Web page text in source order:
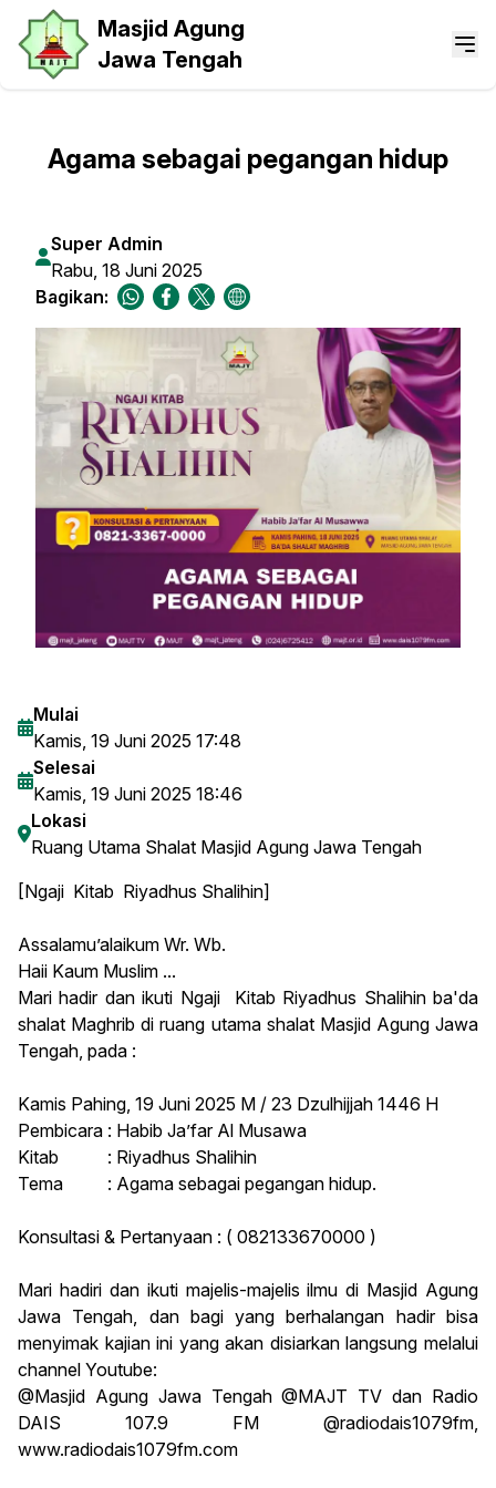
Masjid Agung
Jawa Tengah
Agama sebagai pegangan hidup
Super Admin
Rabu, 18 Juni 2025
Bagikan:
Mulai
Kamis, 19 Juni 2025 17:48
Selesai
Kamis, 19 Juni 2025 18:46
Lokasi
Ruang Utama Shalat Masjid Agung Jawa Tengah
[Ngaji Kitab Riyadhus Shalihin]
Assalamu’alaikum Wr. Wb.
Haii Kaum Muslim ...
Mari hadir dan ikuti Ngaji Kitab Riyadhus Shalihin ba'da
shalat Maghrib di ruang utama shalat Masjid Agung Jawa
Tengah, pada :
Kamis Pahing, 19 Juni 2025 M / 23 Dzulhijjah 1446 H
Pembicara : Habib Ja’far Al Musawa
Kitab : Riyadhus Shalihin
Tema : Agama sebagai pegangan hidup.
Konsultasi & Pertanyaan : ( 082133670000 )
Mari hadiri dan ikuti majelis-majelis ilmu di Masjid Agung
Jawa Tengah, dan bagi yang berhalangan hadir bisa
menyimak kajian ini yang akan disiarkan langsung melalui
channel Youtube:
@Masjid Agung Jawa Tengah @MAJT TV dan Radio
DAIS 107.9 FM @radiodais1079fm,
www.radiodais1079fm.com